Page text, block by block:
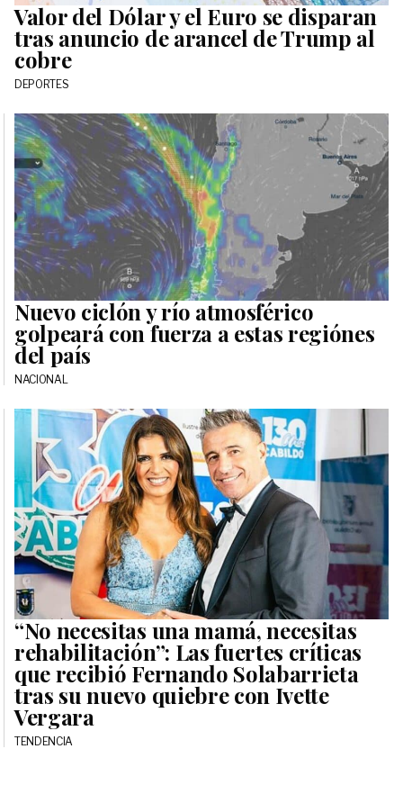
Valor del Dólar y el Euro se disparan
tras anuncio de arancel de Trump al
cobre
DEPORTES
Nuevo ciclón y río atmosférico
golpeará con fuerza a estas regiónes
del país
NACIONAL
“No necesitas una mamá, necesitas
rehabilitación”: Las fuertes críticas
que recibió Fernando Solabarrieta
tras su nuevo quiebre con Ivette
Vergara
TENDENCIA